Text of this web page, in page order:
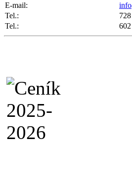
E-mail:
Tel.:
Tel.: